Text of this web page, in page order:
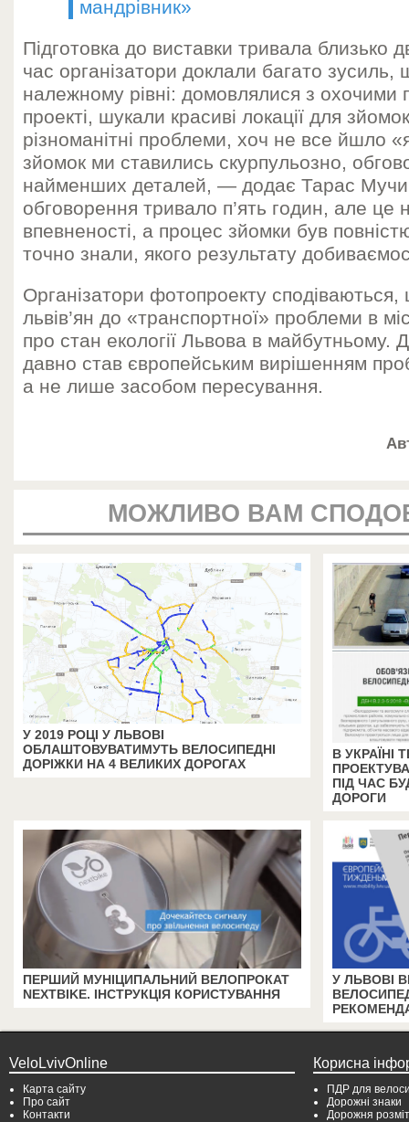
мандрівник»
Підготовка до виставки тривала близько
час організатори доклали багато зусиль,
належному рівні: домовлялися з охочими
проекті, шукали красиві локації для
різноманітні проблеми, хоч не все йшло
зйомок ми ставились скурпульозно,
найменших деталей, — додає Тарас
обговорення тривало п’ять годин, але це
впевненості, а процес зйомки був
точно знали, якого результату
Організатори фотопроекту
львів’ян до «транспортної» проблеми в
про стан екології Львова в майбутньому.
давно став європейським вирішенням
а не лише засобом пересування.
МОЖЛИВО ВАМ
У 2019 РОЦІ У ЛЬВОВІ
ОБЛАШТОВУВАТИМУТЬ ВЕЛОСИПЕДНІ
ДОРІЖКИ НА 4 ВЕЛИКИХ ДОРОГАХ
В УКРАЇНІ
ПІД ЧАС
ДОРОГИ
ПЕРШИЙ МУНІЦИПАЛЬНИЙ ВЕЛОПРОКАТ
NEXTBIKE. ІНСТРУКЦІЯ КОРИСТУВАННЯ
У ЛЬВОВІ
VeloLvivOnline
Карта сайту
Про сайт
Контакти
Корисна
ПДР для
Дорожні знаки
Дорожня